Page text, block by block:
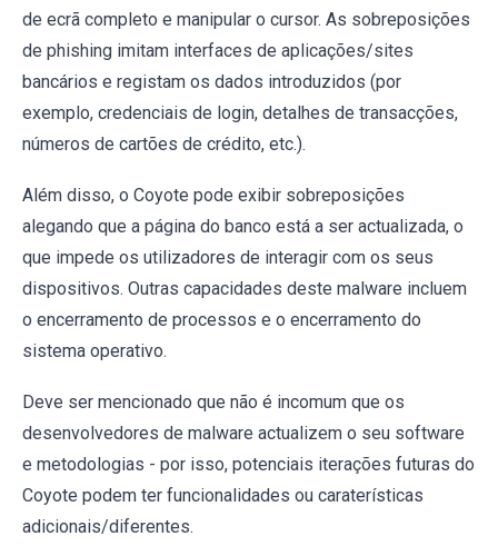
de ecrã completo e manipular o cursor. As sobreposições
de phishing imitam interfaces de aplicações/sites
bancários e registam os dados introduzidos (por
exemplo, credenciais de login, detalhes de transacções,
números de cartões de crédito, etc.).
Além disso, o Coyote pode exibir sobreposições
alegando que a página do banco está a ser actualizada, o
que impede os utilizadores de interagir com os seus
dispositivos. Outras capacidades deste malware incluem
o encerramento de processos e o encerramento do
sistema operativo.
Deve ser mencionado que não é incomum que os
desenvolvedores de malware actualizem o seu software
e metodologias - por isso, potenciais iterações futuras do
Coyote podem ter funcionalidades ou caraterísticas
adicionais/diferentes.